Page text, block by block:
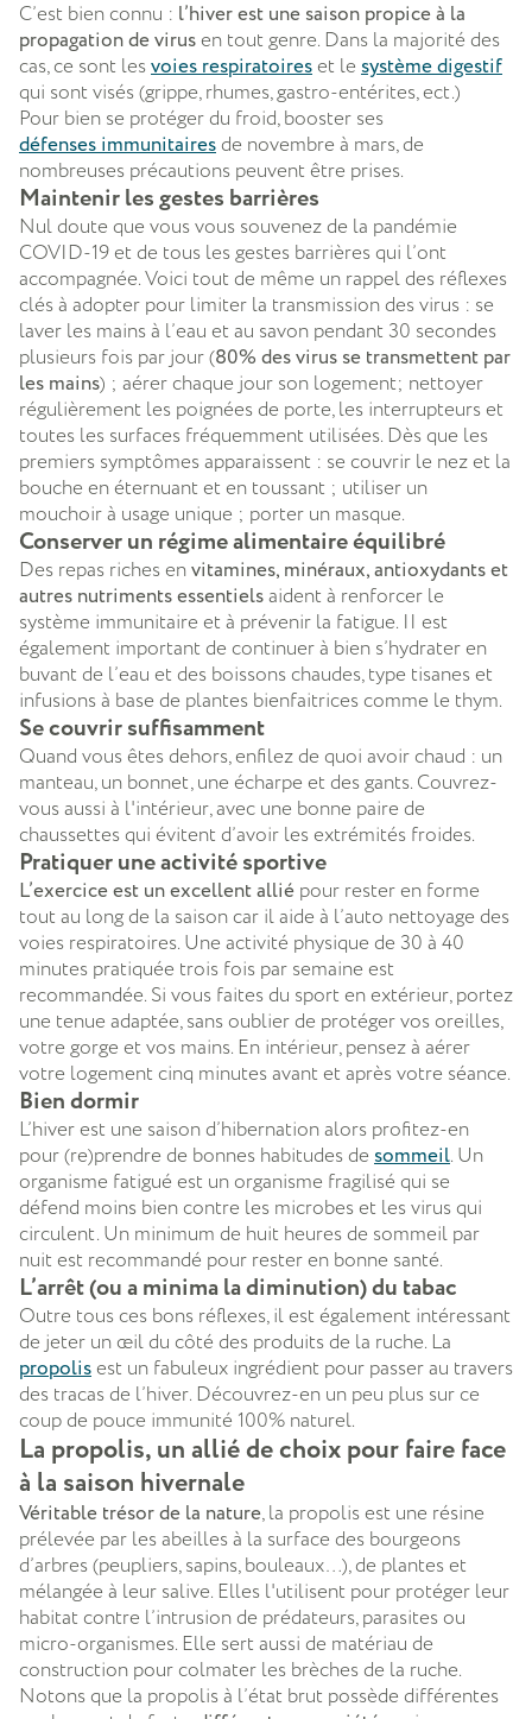
C’est bien connu : l’hiver est une saison propice à la
propagation de virusen tout genre. Dans la majorité des
cas, ce sont lesvoies respiratoireset le système digestif
qui sont visés (grippe, rhumes, gastro-entérites, ect.)
Pour bien se protéger du froid, booster ses
défenses immunitairesde novembre à mars, de
nombreuses précautions peuvent être prises.
Maintenir les gestes barrières
Nul doute que vous vous souvenez de la pandémie
COVID-19 et de tous les gestes barrières qui l’ont
accompagnée. Voici tout de même un rappel des réflexes
clés à adopter pour limiter la transmission des virus : se
laver les mains à l’eau et au savon pendant 30 secondes
plusieurs fois par jour (80% des virus se transmettent par
les mains) ; aérer chaque jour son logement; nettoyer
régulièrement les poignées de porte, les interrupteurs et
toutes les surfaces fréquemment utilisées. Dès que les
premiers symptômes apparaissent : se couvrir le nez et la
bouche en éternuant et en toussant ; utiliser un
mouchoir à usage unique ; porter un masque.
Conserver un régime alimentaire équilibré
Des repas riches envitamines, minéraux, antioxydants et
autres nutriments essentielsaident à renforcer le
système immunitaire et à prévenir la fatigue. II est
également important de continuer à bien s’hydrater en
buvant de l’eau et des boissons chaudes, type tisanes et
infusions à base de plantes bienfaitrices comme le thym.
Se couvrir suffisamment
Quand vous êtes dehors, enfilez de quoi avoir chaud : un
manteau, un bonnet, une écharpe et des gants. Couvrez-
vous aussi à l'intérieur, avec une bonne paire de
chaussettes qui évitent d’avoir les extrémités froides.
Pratiquer une activité sportive
L’exercice est un excellent allié pour rester en forme
tout au long de la saison car il aide à l’auto nettoyage des
voies respiratoires. Une activité physique de 30 à 40
minutes pratiquée trois fois par semaine est
recommandée. Si vous faites du sport en extérieur, portez
une tenue adaptée, sans oublier de protéger vos oreilles,
votre gorge et vos mains. En intérieur, pensez à aérer
votre logement cinq minutes avant et après votre séance.
Bien dormir
L’hiver est une saison d’hibernation alors profitez-en
pour (re)prendre de bonnes habitudes de sommeil. Un
organisme fatigué est un organisme fragilisé qui se
défend moins bien contre les microbes et les virus qui
circulent. Un minimum de huit heures de sommeil par
nuit est recommandé pour rester en bonne santé.
L’arrêt (ou a minima la diminution) du tabac
Outre tous ces bons réflexes, il est également intéressant
de jeter un œil du côté des produits de la ruche. La
propolisest un fabuleux ingrédient pour passer au travers
des tracas de l’hiver. Découvrez-en un peu plus sur ce
coup de pouce immunité 100% naturel.
La propolis, un allié de choix pour faire face
à la saison hivernale
Véritable trésor de la nature, la propolis est une résine
prélevée par les abeilles à la surface des bourgeons
d’arbres (peupliers, sapins, bouleaux…), de plantes et
mélangée à leur salive. Elles l'utilisent pour protéger leur
habitat contre l’intrusion de prédateurs, parasites ou
micro-organismes. Elle sert aussi de matériau de
construction pour colmater les brèches de la ruche.
Notons que la propolis à l’état brut possède différentes